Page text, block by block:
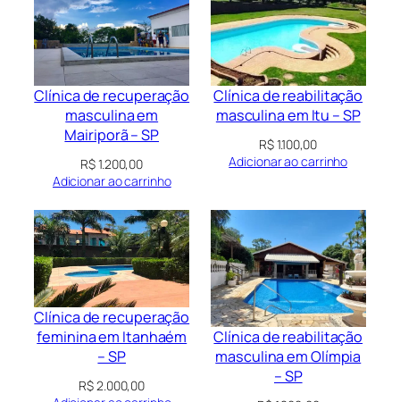
Clínica de recuperação
masculina em
Mairiporã – SP
R$1.200,00
Adicionar ao carrinho
Clínica de reabilitação
masculina em Itu – SP
R$1.100,00
Adicionar ao carrinho
Clínica de recuperação
feminina em Itanhaém
– SP
R$2.000,00
Clínica de reabilitação
masculina em Olímpia
– SP